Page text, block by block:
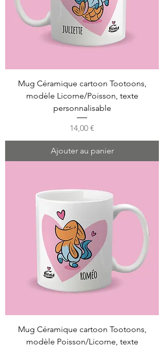
Mug Céramique cartoon Tootoons,
modèle Licorne/Poisson, texte
personnalisable
Prix
14,00 €
Ajouter au panier
Mug Céramique cartoon Tootoons,
modèle Poisson/Licorne, texte